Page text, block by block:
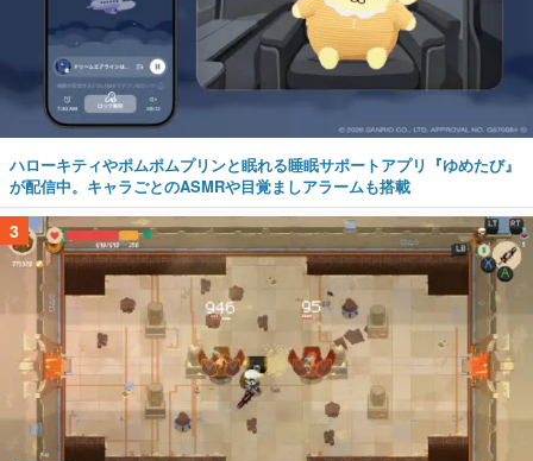
ハローキティやポムポムプリンと眠れる睡眠サポートアプリ『ゆめたび』
が配信中。キャラごとのASMRや目覚ましアラームも搭載
3